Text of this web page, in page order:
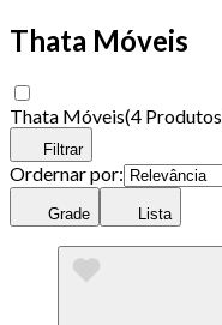
Thata Móveis
Thata Móveis(4 Produtos
Filtrar
Ordernar por:
Grade Lista